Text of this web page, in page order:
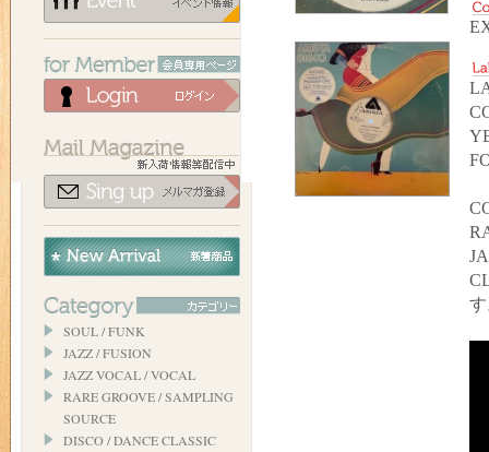
SOUL / FUNK
JAZZ / FUSION
JAZZ VOCAL / VOCAL
RARE GROOVE / SAMPLING
SOURCE
DISCO / DANCE CLASSIC